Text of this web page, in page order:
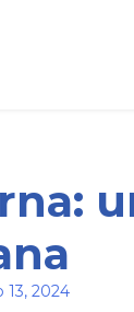
13, 2024